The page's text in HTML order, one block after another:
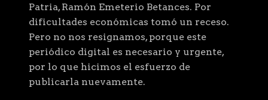
Patria, Ramón Emeterio Betances. Por
dificultades económicas tomó un receso.
Pero no nos resignamos, porque este
periódico digital es necesario y urgente,
por lo que hicimos el esfuerzo de
publicarla nuevamente.